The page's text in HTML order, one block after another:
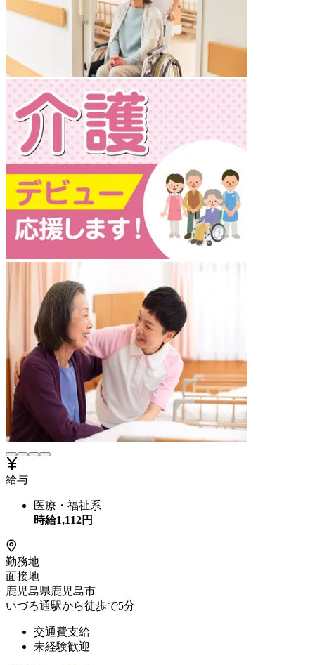
給与
医療・福祉系
時給1,112円
勤務地
面接地
鹿児島県鹿児島市
いづろ通駅から徒歩で5分
交通費支給
未経験歓迎